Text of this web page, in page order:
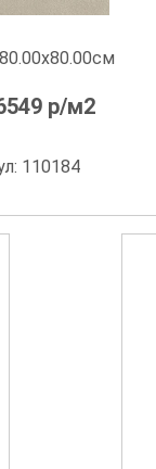
80.00x80.00см
р/м2
110184